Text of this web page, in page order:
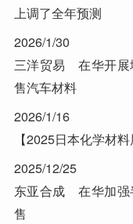
上调了全年预测
2026/1/30
三洋贸易 在华开展
售汽车材料
2026/1/16
【2025日本化学材
2025/12/25
东亚合成 在华加强
售